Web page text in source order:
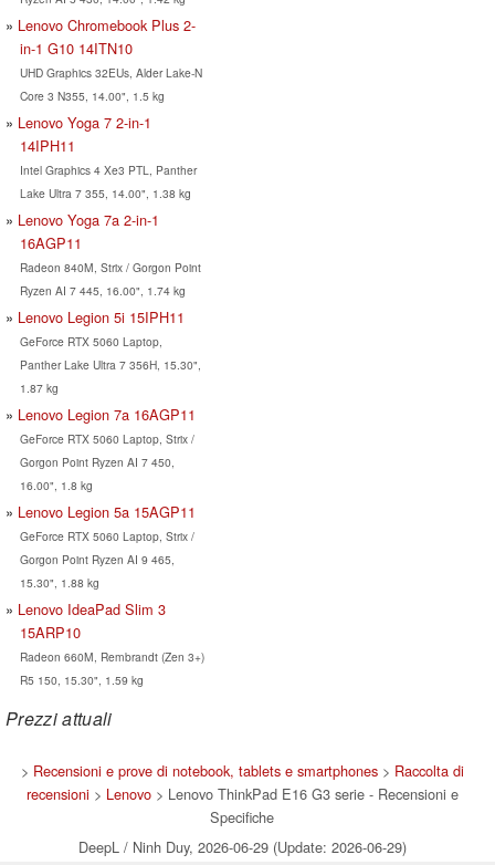
Lenovo Chromebook Plus 2-
in-1 G10 14ITN10
UHD Graphics 32EUs, Alder Lake-N
Core 3 N355, 14.00", 1.5 kg
Lenovo Yoga 7 2-in-1
14IPH11
Intel Graphics 4 Xe3 PTL, Panther
Lake Ultra 7 355, 14.00", 1.38 kg
Lenovo Yoga 7a 2-in-1
16AGP11
Radeon 840M, Strix / Gorgon Point
Ryzen AI 7 445, 16.00", 1.74 kg
Lenovo Legion 5i 15IPH11
GeForce RTX 5060 Laptop,
Panther Lake Ultra 7 356H, 15.30",
1.87 kg
Lenovo Legion 7a 16AGP11
GeForce RTX 5060 Laptop, Strix /
Gorgon Point Ryzen AI 7 450,
16.00", 1.8 kg
Lenovo Legion 5a 15AGP11
GeForce RTX 5060 Laptop, Strix /
Gorgon Point Ryzen AI 9 465,
15.30", 1.88 kg
Lenovo IdeaPad Slim 3
15ARP10
Radeon 660M, Rembrandt (Zen 3+)
R5 150, 15.30", 1.59 kg
Prezzi attuali
> Recensioni e prove di notebook, tablets e smartphones> Raccolta di
recensioni > Lenovo> Lenovo ThinkPad E16 G3 serie - Recensioni e
Specifiche
DeepL / Ninh Duy, 2026-06-29 (Update: 2026-06-29)